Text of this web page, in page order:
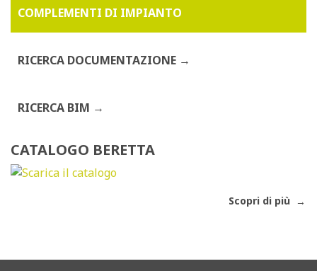
COMPLEMENTI DI IMPIANTO
RICERCA DOCUMENTAZIONE
RICERCA BIM
CATALOGO BERETTA
Scopri di più